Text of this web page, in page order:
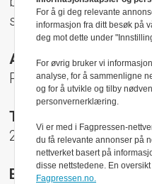
spørsmål.
Adresse:
Rådhusgt 17, 0158
Telefon:
22 40 50 40
E-post:
For å gi deg relevante
informasjon fra ditt besøk på
deg mot dette under
For øvrig bruker vi
analyse, for å sammenligne
og for å utvikle og tilby
personvernerklæring.
Vi er med i Fagpressen-
du få relevante annonser på
nettverket basert på
disse nettstedene. En
Fagpressen.no.